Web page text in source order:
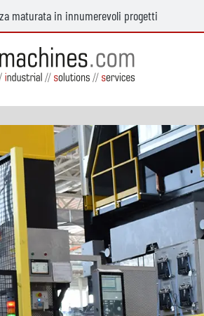
maturata in innumerevoli progetti